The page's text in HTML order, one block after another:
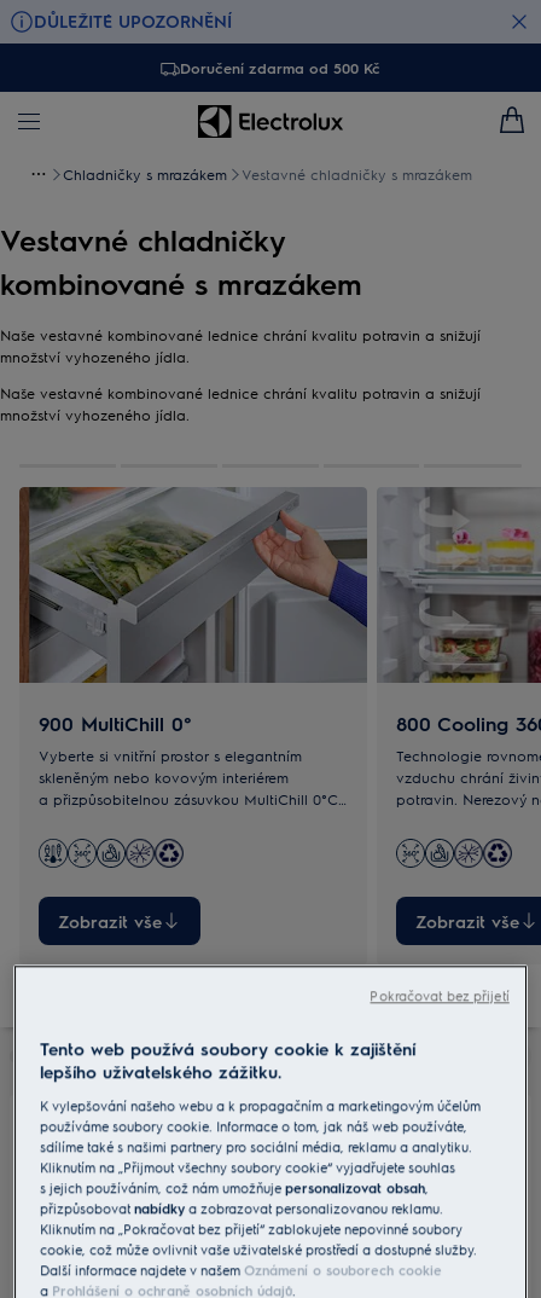
DŮLEŽITÉ UPOZORNĚNÍ
Doručení zdarma od 500 Kč
Chladničky s mrazákem Vestavné chladničky s mrazákem
Vestavné chladničky
kombinované s mrazákem
Naše vestavné kombinované lednice chrání kvalitu potravin a snižují
množství vyhozeného jídla.
Naše vestavné kombinované lednice chrání kvalitu potravin a snižují
množství vyhozeného jídla.
900 MultiChill 0°
Vyberte si vnitřní prostor s elegantním
skleněným nebo kovovým interiérem
a přizpůsobitelnou zásuvkou MultiChill 0°C.
chlazení.
Zobrazit vše
800 Cooling
Technologie
vzduchu chrání
potravin. Nerezový
designem.
Zobrazit vše
Tento web používá soubory cookie k zajištění
lepšího uživatelského zážitku.
K vylepšování našeho webu a k propagačním a marketingovým účelům
používáme soubory cookie. Informace o tom, jak náš web používáte,
sdílíme také s našimi partnery pro sociální média, reklamu a analytiku.
Kliknutím na „Přijmout všechny soubory cookie“ vyjadřujete souhlas
s jejich používáním, což nám umožňujepersonalizovat obsah,
přizpůsobovatnabídky a zobrazovat personalizovanou reklamu.
Kliknutím na „Pokračovat bez přijetí“ zablokujete nepovinné soubory
cookie, což může ovlivnit vaše uživatelské prostředí a dostupné služby.
Další informace najdete v našemOznámení o souborech cookie
a Prohlášení o ochraně osobních údajů.
Pokračovat bez přijetí